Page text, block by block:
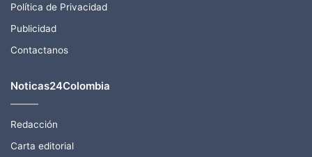
Política de Privacidad
Publicidad
Contactanos
Noticas24Colombia
Redacción
Carta editorial